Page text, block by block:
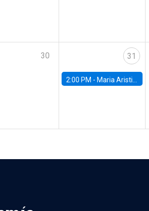
30 31
2:00 PM - Maria Aristizabal-Ramirez, FED Board